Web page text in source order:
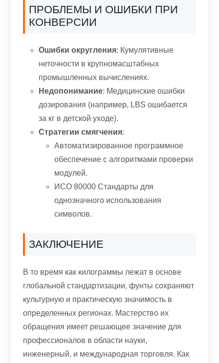
ПРОБЛЕМЫ И ОШИБКИ ПРИ
КОНВЕРСИИ
Ошибки округления: Кумулятивные
неточности в крупномасштабных
промышленных вычислениях.
Недопонимание: Медицинские ошибки
дозирования (например, LBS ошибается
за кг в детской уходе).
Стратегии смягчения:
Автоматизированное программное
обеспечение с алгоритмами проверки
модулей.
ИСО 80000 Стандарты для
однозначного использования
символов.
ЗАКЛЮЧЕНИЕ
В то время как килограммы лежат в основе
глобальной стандартизации, фунты сохраняют
культурную и практическую значимость в
определенных регионах. Мастерство их
обращения имеет решающее значение для
профессионалов в области науки,
инженерный, и международная торговля. Как